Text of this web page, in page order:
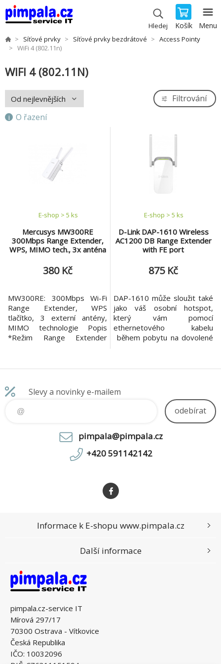
Hledej Košík Menu
Síťové prvky Síťové prvky bezdrátové
Access Pointy
WiFi 4 (802.11n)
WIFI 4 (802.11N)
O řazení
Filtrování
Mercusys MW300RE
300Mbps Range Extender,
WPS, MIMO tech., 3x anténa
E-shop > 5 ks
380 Kč
MW300RE: 300Mbps Wi-Fi
Range Extender, WPS
tlačítko, 3 externí antény,
MIMO technologie Popis
*Režim Range Extender
nedosažitelné nebo obtížné
technologií MIMO pomáhají
nastavit MW300RE na rozdíl
od běžných rozšiřovačů
rozsahu *Jednoduše rozšiřte
D-Link DAP-1610 Wireless
AC1200 DB Range Extender
with FE port
E-shop > 5 ks
875 Kč
DAP-1610 může sloužit také
jako váš osobní hotspot,
který vám pomocí
ethernetového kabelu
během pobytu na dovolené
Slevy a novinky e-mailem
odebírat
pimpala@pimpala.cz
+420 591142142
pimpala.cz-service IT
Mírová 297/17
70300 Ostrava - Vítkovice
Česká Republika
IČO: 10032096
Informace k E-shopu www.pimpala.cz
Další informace